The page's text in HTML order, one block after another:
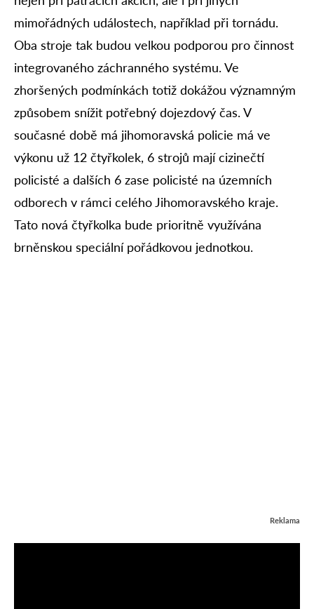
mimořádných událostech, například při tornádu.
Oba stroje tak budou velkou podporou pro činnost
integrovaného záchranného systému. Ve
zhoršených podmínkách totiž dokážou významným
způsobem snížit potřebný dojezdový čas. V
současné době má jihomoravská policie má ve
výkonu už 12 čtyřkolek, 6 strojů mají cizinečtí
policisté a dalších 6 zase policisté na územních
odborech v rámci celého Jihomoravského kraje.
Tato nová čtyřkolka bude prioritně využívána
brněnskou speciální pořádkovou jednotkou.
Reklama